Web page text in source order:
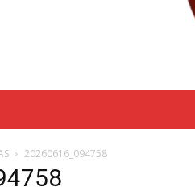
20260616_094758